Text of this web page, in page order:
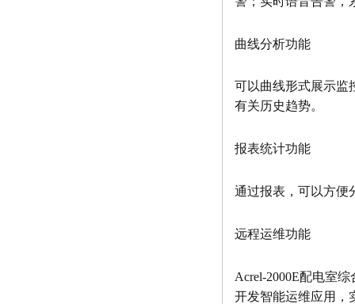
曲线分析功能
可以曲线形式展示监
有关历史趋势。
报表统计功能
通过报表，可以方便
远程运维功能
Acrel-2000E配电室
开发智能运维应用，